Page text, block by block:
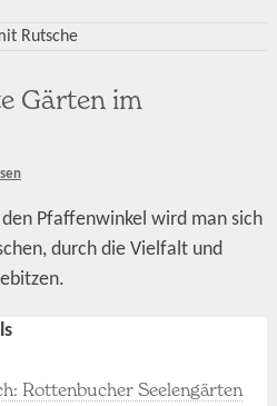
Gärten im
Pfaffenwinkel wird man sich
durch die Vielfalt und
Rottenbucher Seelengärten